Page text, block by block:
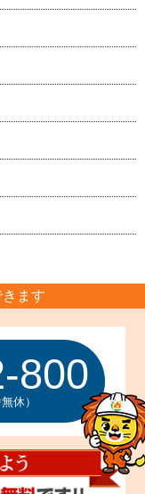
ます
800
休）